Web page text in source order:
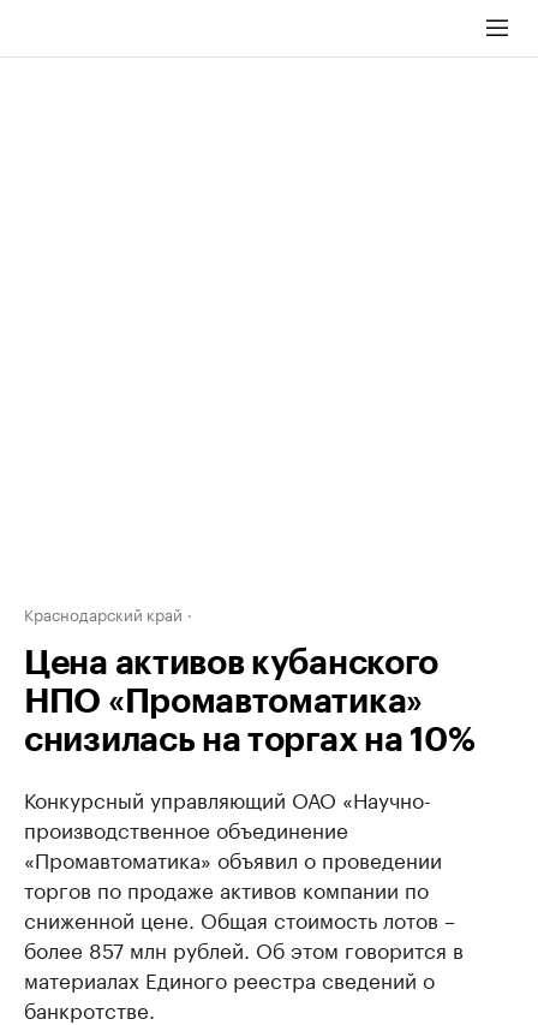
Краснодарский край
Цена активов кубанского
НПО «Промавтоматика»
снизилась на торгах на 10%
Конкурсный управляющий ОАО «Научно-
производственное объединение
«Промавтоматика» объявил о проведении
торгов по продаже активов компании по
сниженной цене. Общая стоимость лотов –
более 857 млн рублей. Об этом говорится в
материалах Единого реестра сведений о
банкротстве.